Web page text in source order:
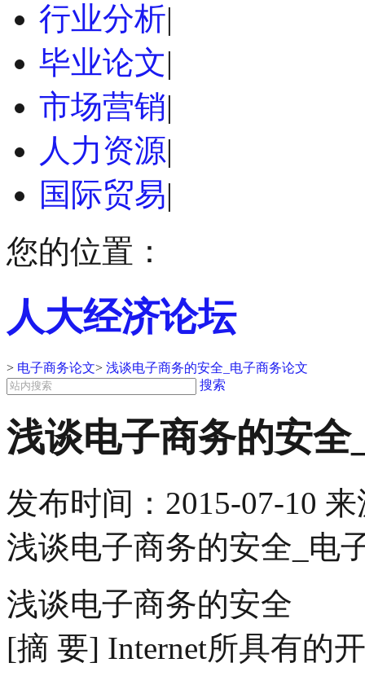
行业分析|
毕业论文|
市场营销|
人力资源|
国际贸易|
您的位置：
人大经济论坛
> 电子商务论文> 浅谈电子商务的安全_电子商务论文
搜索
浅谈电子商务的安全
发布时间： 2015-07-10 来
浅谈电子商务的安全_电
浅谈电子商务的安全
[摘 要] Internet所具有的